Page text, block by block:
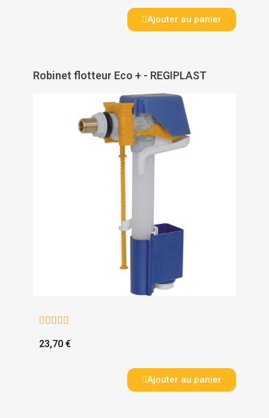
Ajouter au panier
Robinet flotteur Eco + - REGIPLAST
    
23,70 €
Ajouter au panier